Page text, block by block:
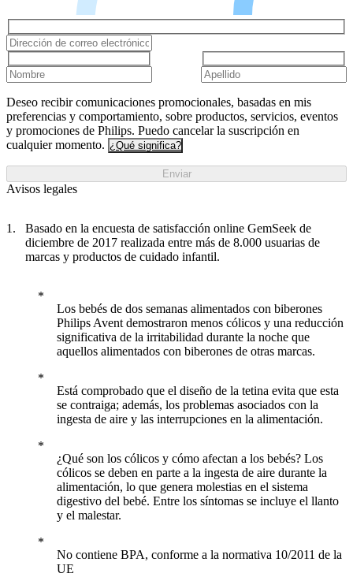
Deseo recibir comunicaciones promocionales, basadas en mis
preferencias y comportamiento, sobre productos, servicios, eventos
y promociones de Philips. Puedo cancelar la suscripción en
cualquier momento. ¿Qué significa?
Enviar
Avisos legales
Basado en la encuesta de satisfacción online GemSeek de
diciembre de 2017 realizada entre más de 8.000 usuarias de
marcas y productos de cuidado infantil.
Los bebés de dos semanas alimentados con biberones
Philips Avent demostraron menos cólicos y una reducción
significativa de la irritabilidad durante la noche que
aquellos alimentados con biberones de otras marcas.
Está comprobado que el diseño de la tetina evita que esta
se contraiga; además, los problemas asociados con la
ingesta de aire y las interrupciones en la alimentación.
¿Qué son los cólicos y cómo afectan a los bebés? Los
cólicos se deben en parte a la ingesta de aire durante la
alimentación, lo que genera molestias en el sistema
digestivo del bebé. Entre los síntomas se incluye el llanto
y el malestar.
No contiene BPA, conforme a la normativa 10/2011 de la
UE